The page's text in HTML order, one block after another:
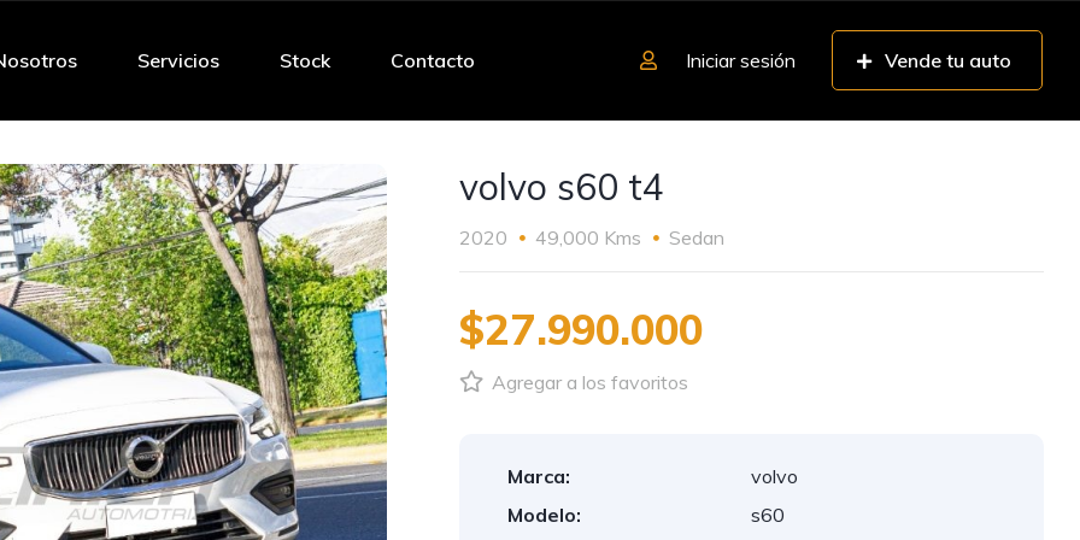
Servicios Stock Contacto Iniciar sesión Vende tu auto
volvo s60 t4
2020 49,000 Kms Sedan
$27.990.000
Agregar a los favoritos
Marca:
volvo
Modelo:
s60